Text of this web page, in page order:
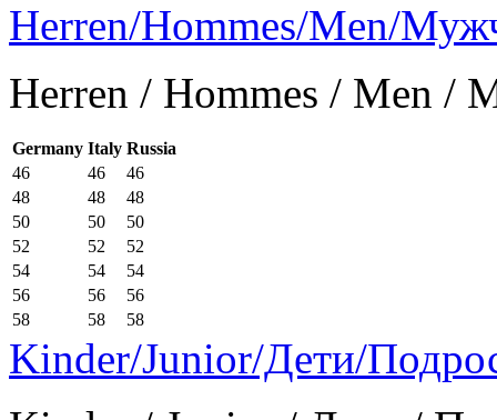
Herren/Hommes/Men/
Herren / Hommes / Men /
Germany Italy Russia
46
46
46
48
48
48
50
50
50
52
52
52
54
54
54
56
56
56
58
58 58
Kinder/Junior/Дети/